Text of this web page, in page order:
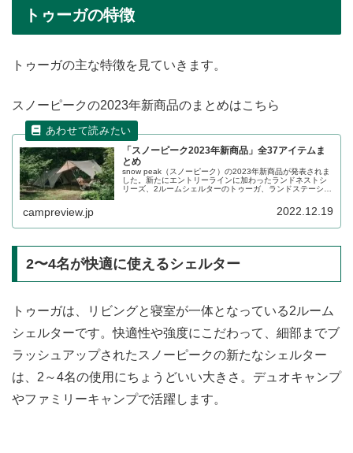
トゥーガの特徴
トゥーガの主な特徴を見ていきます。
スノーピークの2023年新商品のまとめはこちら
「スノーピーク2023年新商品」全37アイテムま
とめ
snow peak（スノーピーク）の2023年新商品が発表されま
した。新たにエントリーラインに加わったランドネストシ
リーズ、2ルームシェルターのトゥーガ、ランドステーショ
部で37アイテムの発表となりました。詳細をレビューしま
campreview.jp 2022.12.19
2〜4名が快適に使えるシェルター
トゥーガは、リビングと寝室が一体となっている2ルーム
シェルターです。快適性や強度にこだわって、細部までブ
ラッシュアップされたスノーピークの新たなシェルター
は、2～4名の使用にちょうどいい大きさ。デュオキャンプ
やファミリーキャンプで活躍します。